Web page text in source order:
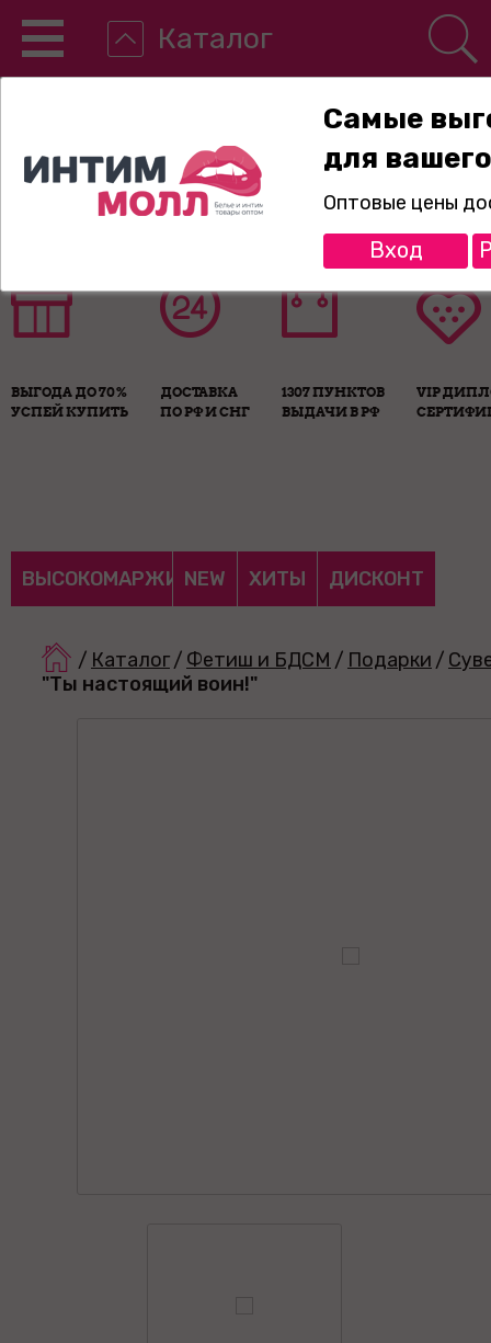
Каталог
8-800-775-89-65
ВЫГОДА ДО 70%
УСПЕЙ КУПИТЬ
ДОСТАВКА
ПО РФ И СНГ
1307 ПУНКТОВ
ВЫДАЧИ В РФ
VIP
ВЫСОКОМАРЖИНАЛЬНЫЕ
NEW ХИТЫ ДИСКОНТ
/ Каталог/ Фетиш и БДСМ / Подарки /
"Ты настоящий воин!"
Самые
для
Оптовые цены
Вход